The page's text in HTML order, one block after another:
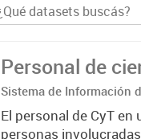
Personal de
Sistema de Información
El personal de CyT
personas